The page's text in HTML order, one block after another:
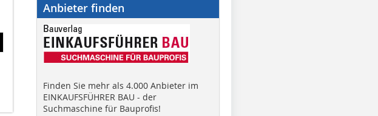
Anbieter finden
Finden Sie mehr als 4.000 Anbieter im
EINKAUFSFÜHRER BAU - der
Suchmaschine für Bauprofis!